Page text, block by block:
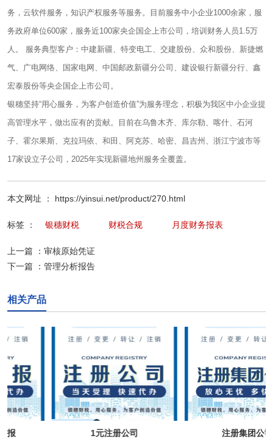
务，云软件服务，知识产权服务等服务。目前服务中小企业1000余家，服
务政府单位600家，服务近100家央企国企上市公司，培训财务人员1.5万
人。 服务典型客户：中建新疆、特变电工、交建股份、众和股份、新捷燃
气、广电网络、国家电网、中国邮政新疆分公司、建设银行新疆分行、鑫
宏泰股份等央企国企上市公司。
银穗坚持“用心服务，为客户创造价值”为服务理念，积极为我区中小企业提
高管理水平，做出应有的贡献。目前在乌鲁木齐、库尔勒、喀什、石河
子、霍尔果斯、克拉玛依、和田、阿克苏、哈密、昌吉州、浙江宁波市等
17家设立子公司，2025年实现新疆地州服务全覆盖。
本文网址 ： https://yinsui.net/product/270.html
标签 ： 银穗财税 财税合规 月度财务报表
上一篇 ： 审核原始凭证
下一篇 ： 管理分析报告
相关产品
1元注册公司 注册集团公司